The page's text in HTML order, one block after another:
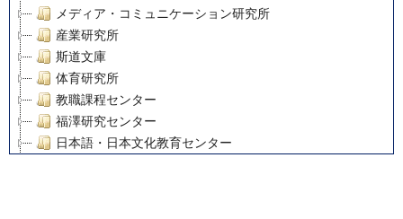
メディア・コミュニケーション研究所
産業研究所
斯道文庫
体育研究所
教職課程センター
福澤研究センター
日本語・日本文化教育センター